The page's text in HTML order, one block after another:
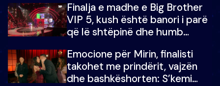
Finalja e madhe e Big Brother
VIP 5, kush është banori i parë
që lë shtëpinë dhe humb
çmimin e madh
Emocione për Mirin, finalisti
takohet me prindërit, vajzën
dhe bashkëshorten: S’kemi